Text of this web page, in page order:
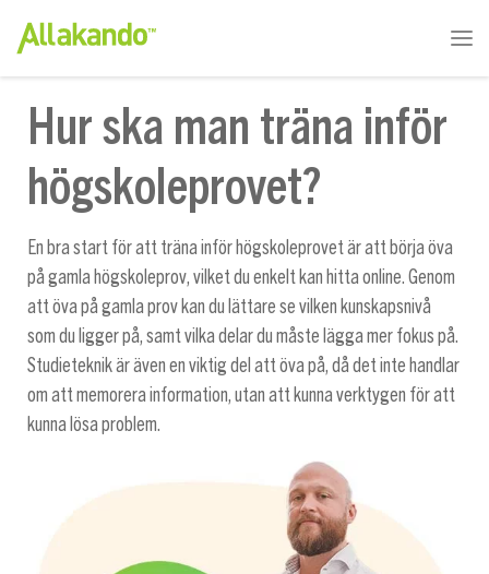
Hur ska man träna inför
högskoleprovet?
En bra start för att träna inför högskoleprovet är att börja öva
på gamla högskoleprov, vilket du enkelt kan hitta online. Genom
att öva på gamla prov kan du lättare se vilken kunskapsnivå
som du ligger på, samt vilka delar du måste lägga mer fokus på.
Studieteknik är även en viktig del att öva på, då det inte handlar
om att memorera information, utan att kunna verktygen för att
kunna lösa problem.